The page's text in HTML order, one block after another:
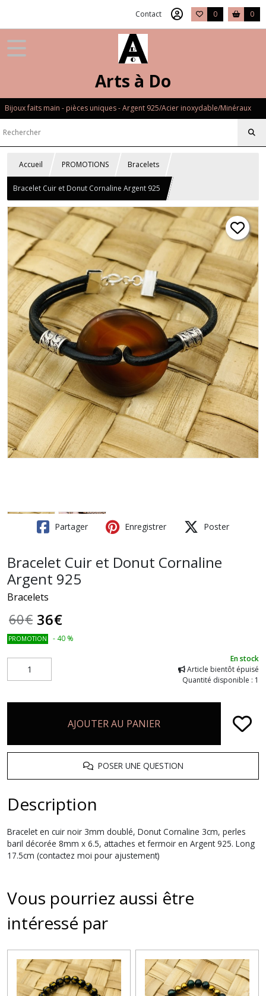
Contact 0 0
Arts à Do
Bijoux faits main - pièces uniques - Argent 925/Acier inoxydable/Minéraux
Accueil PROMOTIONS Bracelets
Bracelet Cuir et Donut Cornaline Argent 925
Partager Enregistrer Poster
Bracelet Cuir et Donut Cornaline
Argent 925
Bracelets
60€ 36€
PROMOTION - 40 %
En stock
Article bientôt épuisé
Quantité disponible : 1
AJOUTER AU PANIER
POSER UNE QUESTION
Description
Bracelet en cuir noir 3mm doublé, Donut Cornaline 3cm, perles
baril décorée 8mm x 6.5, attaches et fermoir en Argent 925. Long
17.5cm (contactez moi pour ajustement)
Vous pourriez aussi être
intéressé par